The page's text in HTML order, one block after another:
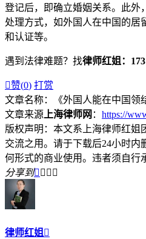
登记后，即确立婚姻关系。此外
处理方式，如外国人在中国的居
和认证等。
遇到法律难题？找律师红姐：
赞(0) 打赏
文章名称：《外国人能在中国领
文章来源 上海律师网 ： https://
版权声明：本文系上海律师红姐
交流之用。请于下载后24小时内
何形式的商业使用。违者须自行
分享到   
律师红姐 